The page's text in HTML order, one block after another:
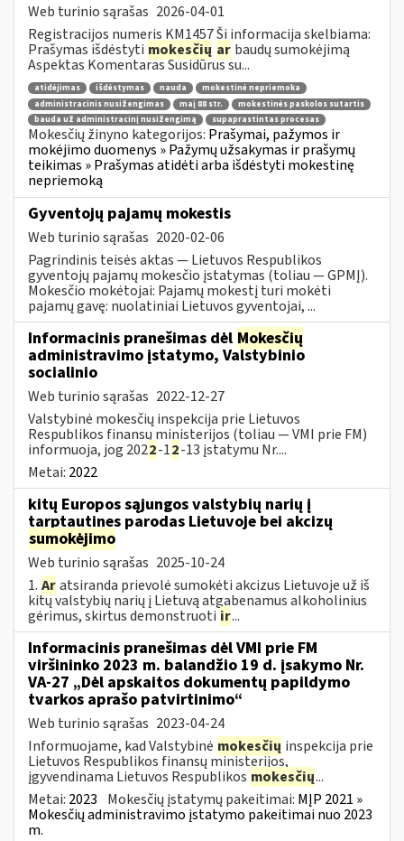
Web turinio sąrašas 2026-04-01
Registracijos numeris KM1457 Ši informacija skelbiama:
Prašymas išdėstyti mokesčių ar baudų sumokėjimą
Aspektas Komentaras Susidūrus su...
atidėjimas išdėstymas nauda
mokestinė nepriemoka
administracinis nusižengimas
maį 88 str.
mokestinės paskolos sutartis
bauda už administracinį nusižengimą
supaprastintas procesas
Mokesčių žinyno kategorijos: Prašymai, pažymos ir
mokėjimo duomenys » Pažymų užsakymas ir prašymų
teikimas » Prašymas atidėti arba išdėstyti mokestinę
nepriemoką
Gyventojų pajamų mokestis
Web turinio sąrašas 2020-02-06
Pagrindinis teisės aktas — Lietuvos Respublikos
gyventojų pajamų mokesčio įstatymas (toliau — GPMĮ).
Mokesčio mokėtojai: Pajamų mokestį turi mokėti
pajamų gavę: nuolatiniai Lietuvos gyventojai, ...
Informacinis pranešimas dėl Mokesčių
administravimo įstatymo, Valstybinio
socialinio
Web turinio sąrašas 2022-12-27
Valstybinė mokesčių inspekcija prie Lietuvos
Respublikos finansų ministerijos (toliau — VMI prie FM)
informuoja, jog 2022-12-13 įstatymu Nr....
Metai: 2022
kitų Europos sąjungos valstybių narių į
tarptautines parodas Lietuvoje bei akcizų
sumokėjimo
Web turinio sąrašas 2025-10-24
1. Aratsiranda prievolė sumokėti akcizus Lietuvoje už iš
kitų valstybių narių į Lietuvą atgabenamus alkoholinius
gėrimus, skirtus demonstruoti ir...
Informacinis pranešimas dėl VMI prie FM
viršininko 2023 m. balandžio 19 d. įsakymo Nr.
VA-27 „Dėl apskaitos dokumentų papildymo
tvarkos aprašo patvirtinimo“
Web turinio sąrašas 2023-04-24
Informuojame, kad Valstybinė mokesčių inspekcija prie
Lietuvos Respublikos finansų ministerijos,
įgyvendinama Lietuvos Respublikos mokesčių...
Metai: 2023 Mokesčių įstatymų pakeitimai: MĮP 2021 »
Mokesčių administravimo įstatymo pakeitimai nuo 2023
m.